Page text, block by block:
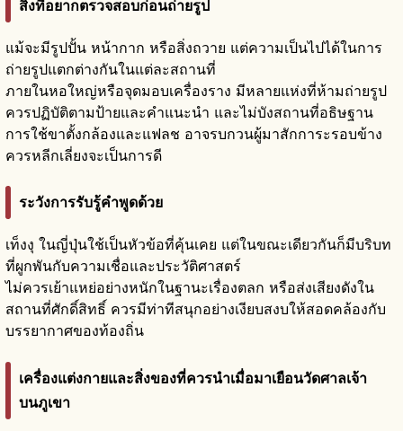
สิ่งที่อยากตรวจสอบก่อนถ่ายรูป
แม้จะมีรูปปั้น หน้ากาก หรือสิ่งถวาย แต่ความเป็นไปได้ในการ
ถ่ายรูปแตกต่างกันในแต่ละสถานที่
ภายในหอใหญ่หรือจุดมอบเครื่องราง มีหลายแห่งที่ห้ามถ่ายรูป
ควรปฏิบัติตามป้ายและคำแนะนำ และไม่บังสถานที่อธิษฐาน
การใช้ขาตั้งกล้องและแฟลช อาจรบกวนผู้มาสักการะรอบข้าง
ควรหลีกเลี่ยงจะเป็นการดี
ระวังการรับรู้คำพูดด้วย
เท็งงุ ในญี่ปุ่นใช้เป็นหัวข้อที่คุ้นเคย แต่ในขณะเดียวกันก็มีบริบท
ที่ผูกพันกับความเชื่อและประวัติศาสตร์
ไม่ควรเย้าแหย่อย่างหนักในฐานะเรื่องตลก หรือส่งเสียงดังใน
สถานที่ศักดิ์สิทธิ์ ควรมีท่าทีสนุกอย่างเงียบสงบให้สอดคล้องกับ
บรรยากาศของท้องถิ่น
เครื่องแต่งกายและสิ่งของที่ควรนำเมื่อมาเยือนวัดศาลเจ้า
บนภูเขา